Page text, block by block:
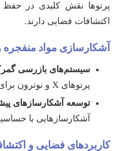
پرتوها نقش کلیدی در
اکتشافات فضایی دارند.
آشکارسازی مواد منفجره
سیستم‌های بازرسی
پرتوهای X و نوترون برای شناسایی مواد ممنوعه.
توسعه آشکارسازهای
آشکارسازهایی با
کاربردهای فضایی و